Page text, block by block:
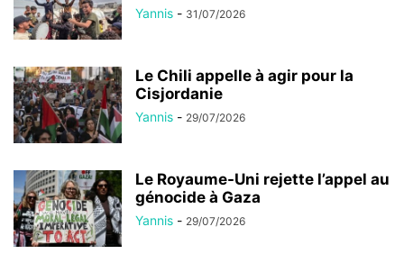
Yannis - 31/07/2026
Le Chili appelle à agir pour la
Cisjordanie
Yannis - 29/07/2026
Le Royaume-Uni rejette l’appel au
génocide à Gaza
Yannis - 29/07/2026